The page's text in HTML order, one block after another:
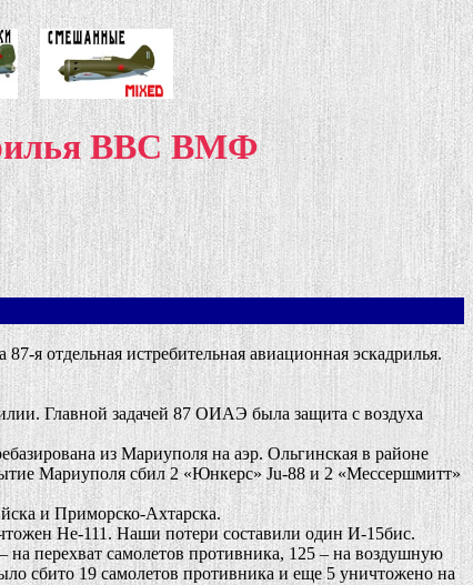
ВВС ВМФ
отдельная истребительная авиационная эскадрилья.
Главной задачей 87 ОИАЭ была защита с воздуха
из Мариуполя на аэр. Ольгинская в районе
Мариуполя сбил 2 «Юнкерс» Ju-88 и 2 «Мессершмитт»
и Приморско-Ахтарска.
Не-111. Наши потери составили один И-15бис.
перехват самолетов противника, 125 – на воздушную
сбито 19 самолетов противника и еще 5 уничтожено на